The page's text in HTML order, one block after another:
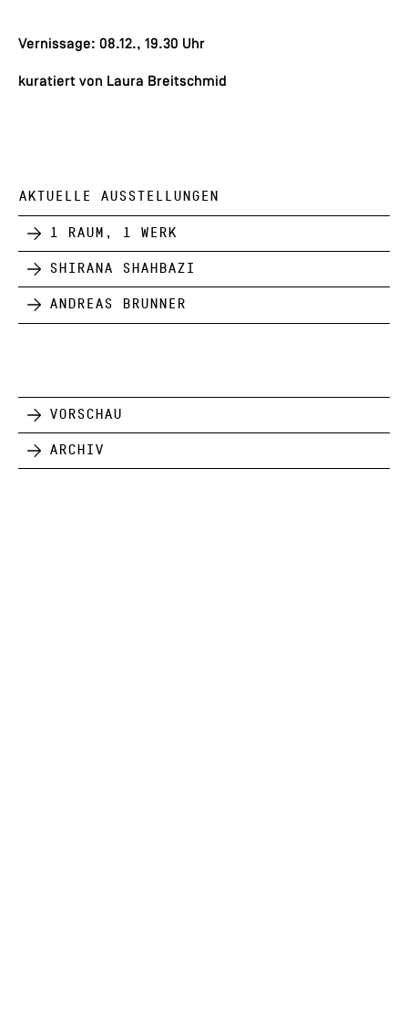
Vernissage: 08.12., 19.30 Uhr
kuratiert von Laura Breitschmid
AKTUELLE AUSSTELLUNGEN
1 Raum, 1 Werk
Shirana Shahbazi
Andreas Brunner
Vorschau
Archiv